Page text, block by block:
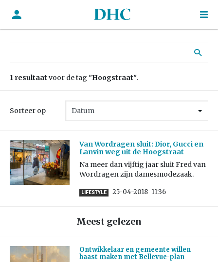
1 resultaat voor de tag "Hoogstraat".
Sorteer op
Van Wordragen sluit: Dior, Gucci en
Lanvin weg uit de Hoogstraat
Na meer dan vijftig jaar sluit Fred van
Wordragen zijn damesmodezaak.
LIFESTYLE 25-04-2018 11:36
Meest gelezen
Ontwikkelaar en gemeente willen
haast maken met Bellevue-plan